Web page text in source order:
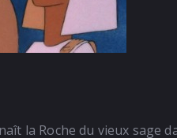
la Roche du vieux sage